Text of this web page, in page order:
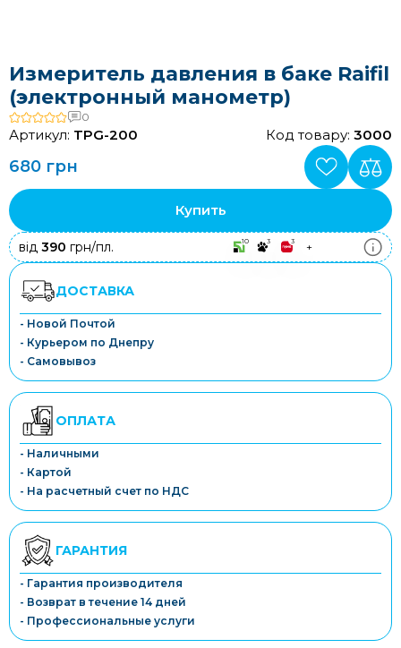
Измеритель давления в баке Raifil
(электронный манометр)
0
Артикул: TPG-200 Код товару: 3000
680 грн
Купить
від 390 грн/пл. 10 3 3 +
ДОСТАВКА
- Новой Почтой
- Курьером по Днепру
- Самовывоз
ОПЛАТА
- Наличными
- Картой
- На расчетный счет по НДС
ГАРАНТИЯ
- Гарантия производителя
- Возврат в течение 14 дней
- Профессиональные услуги